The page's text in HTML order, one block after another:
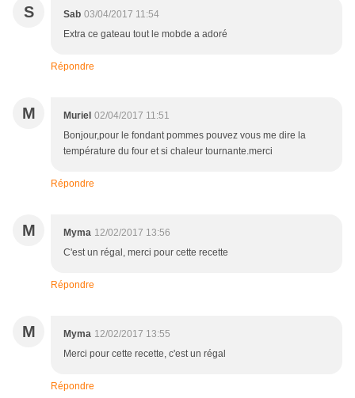
S Sab 03/04/2017 11:54
Extra ce gateau tout le mobde a adoré
Répondre
M Muriel 02/04/2017 11:51
Bonjour,pour le fondant pommes pouvez vous me dire la
température du four et si chaleur tournante.merci
Répondre
M Myma 12/02/2017 13:56
C'est un régal, merci pour cette recette
Répondre
M Myma 12/02/2017 13:55
Merci pour cette recette, c'est un régal
Répondre